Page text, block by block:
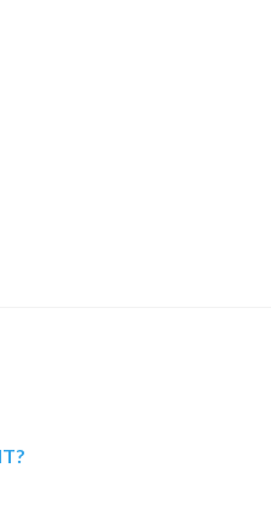
400ml Motip 07062 aantal